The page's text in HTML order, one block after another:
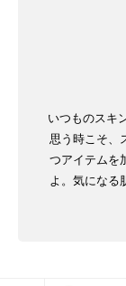
いつものスキ
思う時こそ、
つアイテムを
よ。気になる